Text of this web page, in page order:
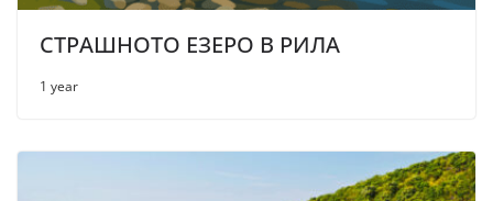
СТРАШНОТО ЕЗЕРО В РИЛА
1 year